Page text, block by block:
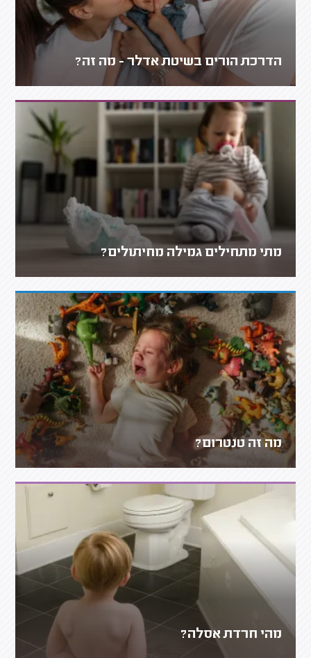
הדרכת הורים בשיטת אדלר - מה זה?
מתי מתחילים גמילה מחיתולים?
מה זה טנטרום?
מהי חרדת אסלה?